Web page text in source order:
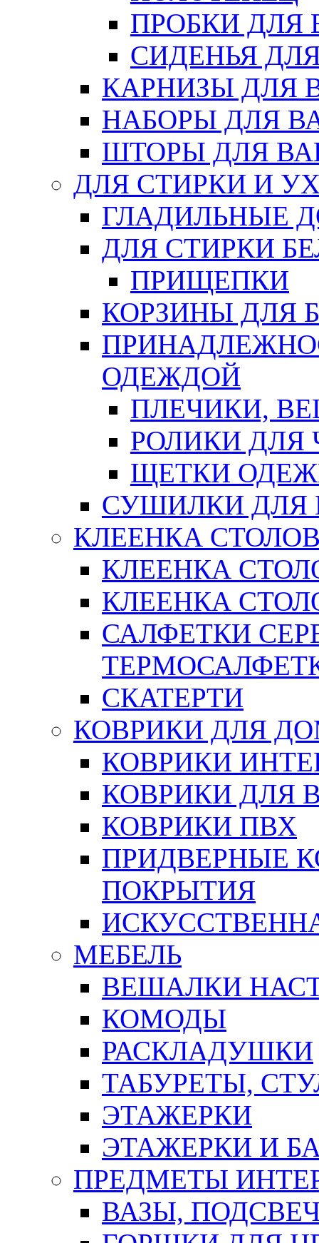
ПРОБКИ ДЛЯ
СИДЕНЬЯ
КАРНИЗЫ ДЛЯ
НАБОРЫ ДЛЯ
ШТОРЫ ДЛЯ
ДЛЯ СТИРКИ И
ГЛАДИЛЬНЫЕ
ДЛЯ СТИРКИ
ПРИЩЕПКИ
КОРЗИНЫ ДЛЯ
ОДЕЖДОЙ
ПЛЕЧИКИ,
РОЛИКИ ДЛЯ
ЩЕТКИ
СУШИЛКИ ДЛЯ
КЛЕЕНКА
КЛЕЕНКА
КЛЕЕНКА
САЛФЕТКИ
СКАТЕРТИ
КОВРИКИ ДЛЯ
КОВРИКИ
КОВРИКИ ДЛЯ
КОВРИКИ ПВХ
ПРИДВЕРНЫЕ
ПОКРЫТИЯ
МЕБЕЛЬ
ВЕШАЛКИ
КОМОДЫ
РАСКЛАДУШКИ
ТАБУРЕТЫ,
ЭТАЖЕРКИ
ЭТАЖЕРКИ И
ПРЕДМЕТЫ
ВАЗЫ,